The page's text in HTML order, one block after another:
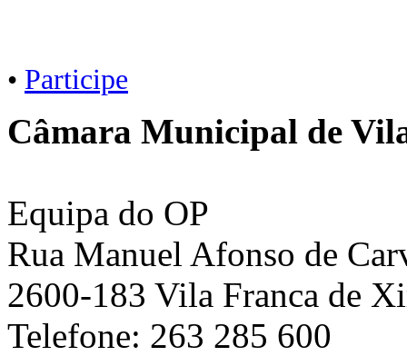
• Participe
Câmara Municipal de
Equipa do OP
Rua Manuel Afonso de
2600-183 Vila Franca de
Telefone: 263 285 600